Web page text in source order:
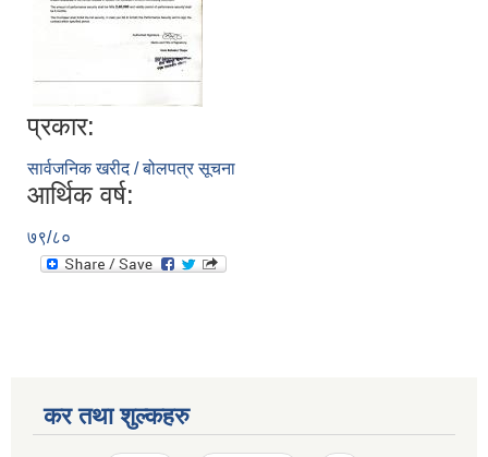
प्रकार:
सार्वजनिक खरीद / बोलपत्र सूचना
आर्थिक वर्ष:
७९/८०
कर तथा शुल्कहरु